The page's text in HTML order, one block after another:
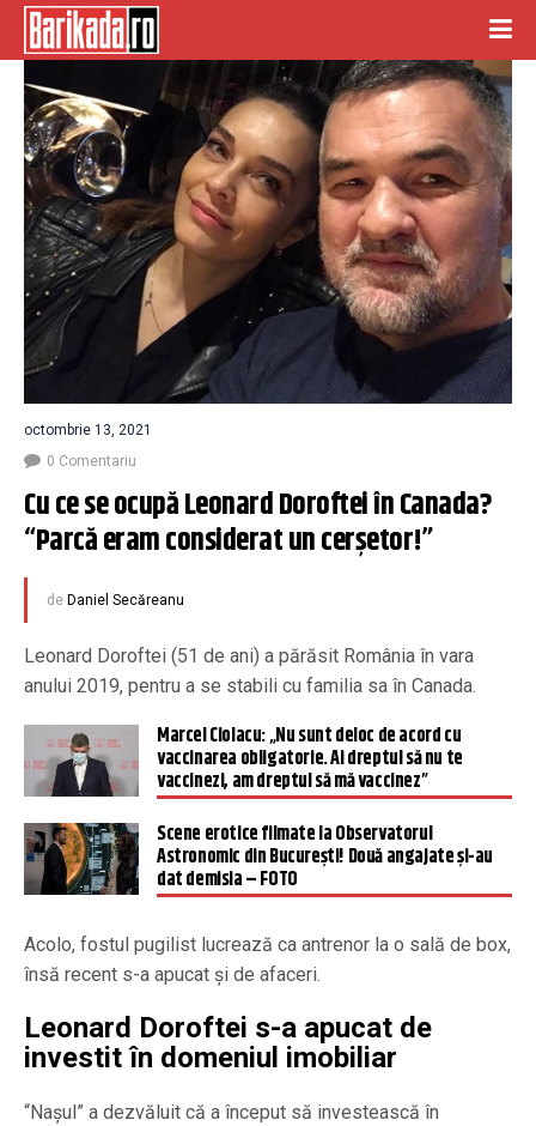
octombrie 13, 2021
0 Comentariu
Cu ce se ocupă Leonard Doroftei în Canada?
“Parcă eram considerat un cerșetor!”
de Daniel Secăreanu
Leonard Doroftei (51 de ani) a părăsit România în vara
anului 2019, pentru a se stabili cu familia sa în Canada.
Marcel Ciolacu: „Nu sunt deloc de acord cu
vaccinarea obligatorie. Ai dreptul să nu te
vaccinezi, am dreptul să mă vaccinez”
Scene erotice filmate la Observatorul
Astronomic din București! Două angajate și-au
dat demisia – FOTO
Acolo, fostul pugilist lucrează ca antrenor la o sală de box,
însă recent s-a apucat și de afaceri.
Leonard Doroftei s-a apucat de
investit în domeniul imobiliar
“Nașul” a dezvăluit că a început să investească în